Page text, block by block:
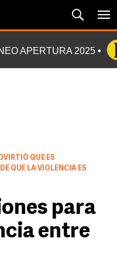
APERTURA 2025
QUE ES
QUE LA VIOLENCIA ES
para
entre